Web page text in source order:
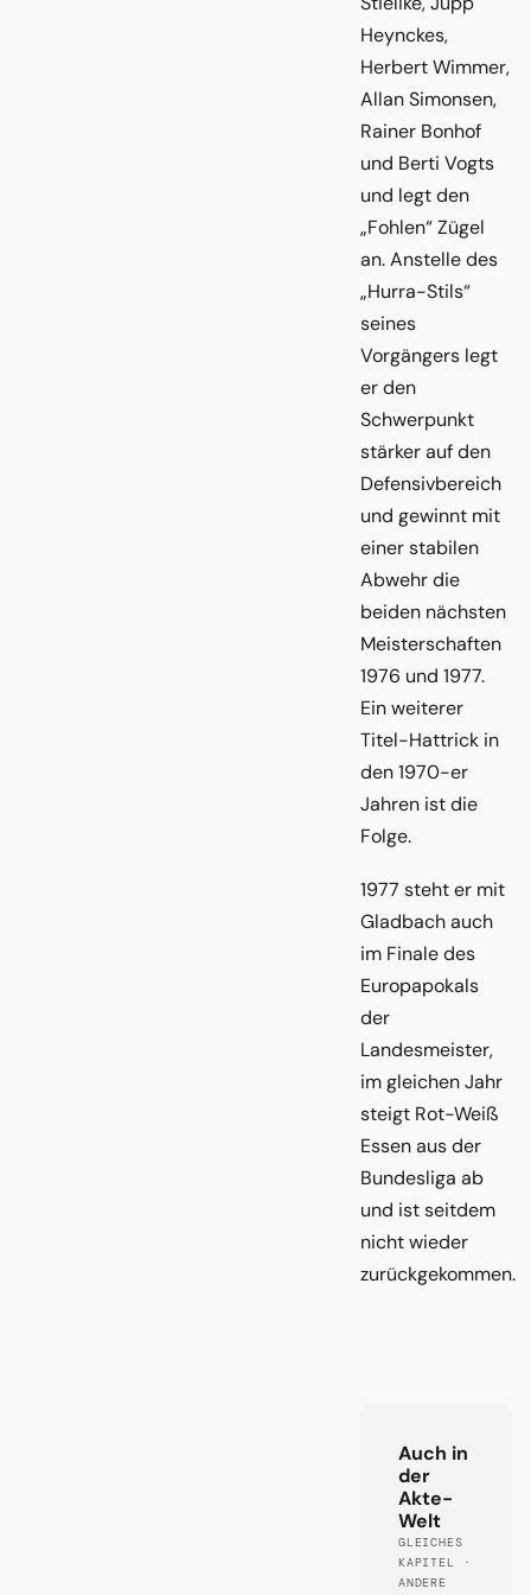
Heynckes,
Herbert Wimmer,
Allan Simonsen,
Rainer Bonhof
und Berti Vogts
und legt den
„Fohlen“ Zügel
an. Anstelle des
„Hurra-Stils“
seines
Vorgängers legt
er den
Schwerpunkt
stärker auf den
Defensivbereich
und gewinnt mit
einer stabilen
Abwehr die
beiden nächsten
Meisterschaften
1976 und 1977.
Ein weiterer
Titel-Hattrick in
den 1970-er
Jahren ist die
Folge.
1977 steht er mit
Gladbach auch
im Finale des
Europapokals
der
Landesmeister,
im gleichen Jahr
steigt Rot-Weiß
Essen aus der
Bundesliga ab
und ist seitdem
nicht wieder
zurückgekommen.
Auch in
der
Akte-
Welt
GLEICHES
KAPITEL ·
ANDERE